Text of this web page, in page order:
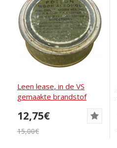
Leen lease, in de VS
gemaakte brandstof
12,75€
15,00€